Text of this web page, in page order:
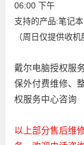
06:00 下午
支持的产品:笔记
（周日仅提供收
戴尔电脑授权服
保外付费维修、
权服务中心咨询
以上部分售后维